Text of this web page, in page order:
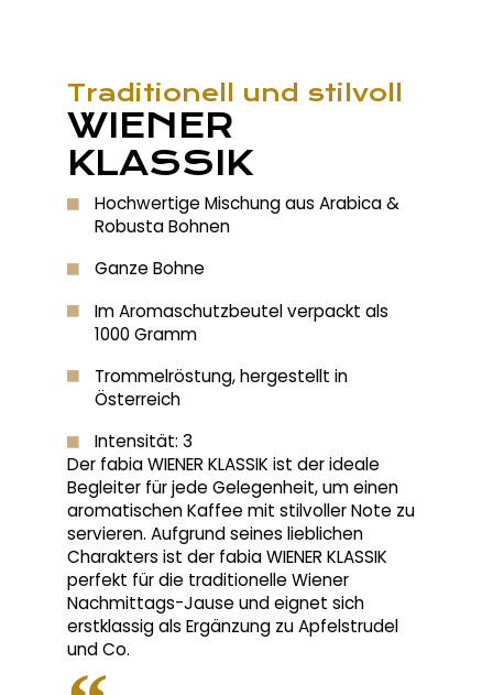
Traditionell und stilvoll
WIENER
KLASSIK
Hochwertige Mischung aus Arabica &
Robusta Bohnen
Ganze Bohne
Im Aromaschutzbeutel verpackt als
1000 Gramm
Trommelröstung, hergestellt in
Österreich
Intensität: 3
Der fabia WIENER KLASSIK ist der ideale
Begleiter für jede Gelegenheit, um einen
aromatischen Kaffee mit stilvoller Note zu
servieren. Aufgrund seines lieblichen
Charakters ist der fabia WIENER KLASSIK
perfekt für die traditionelle Wiener
Nachmittags-Jause und eignet sich
erstklassig als Ergänzung zu Apfelstrudel
und Co.